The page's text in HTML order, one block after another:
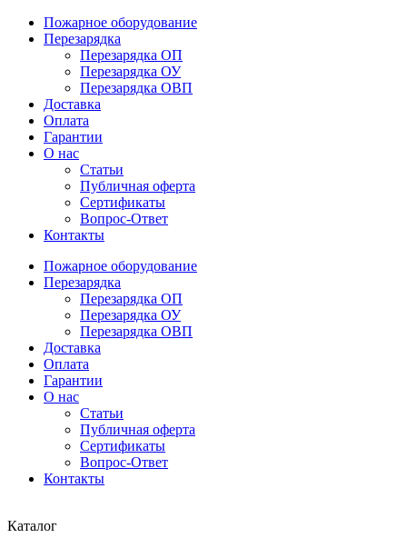
Пожарное оборудование
Перезарядка
Перезарядка ОП
Перезарядка ОУ
Перезарядка ОВП
Доставка
Оплата
Гарантии
О нас
Статьи
Публичная оферта
Сертификаты
Вопрос-Ответ
Контакты
Пожарное оборудование
Перезарядка
Перезарядка ОП
Перезарядка ОУ
Перезарядка ОВП
Доставка
Оплата
Гарантии
О нас
Статьи
Публичная оферта
Сертификаты
Вопрос-Ответ
Контакты
Каталог